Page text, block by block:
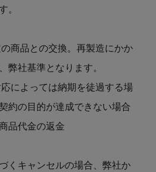
。
商品との交換。再製造にかか
弊社基準となります。
によっては納期を徒過する場
約の目的が達成できない場合
品代金の返金
くキャンセルの場合、弊社か